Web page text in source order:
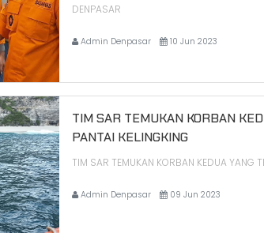
DENPASAR
Admin Denpasar 10 Jun 2023
TIM SAR TEMUKAN KORBAN
PANTAI KELINGKING
TIM SAR TEMUKAN KORBAN KEDUA YANG
Admin Denpasar 09 Jun 2023